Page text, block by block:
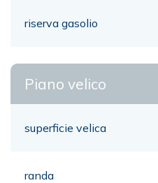
riserva gasolio
Piano velico
superficie velica
randa